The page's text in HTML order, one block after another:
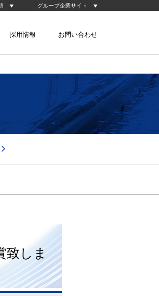
グループ企業サイト
株式会社YMK （韓国）
採用情報 お問い合わせ
致しま